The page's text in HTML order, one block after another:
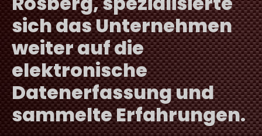
sich das Unternehmen
weiter auf die
elektronische
Datenerfassung und
sammelte Erfahrungen.